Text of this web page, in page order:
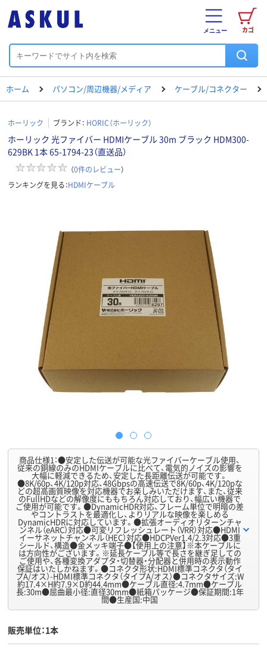
カゴ
メニュー
ホーム パソコン/周辺機器/メディア ケーブル/コネクター
ホーリック ブランド： HORIC（ホーリック）
ホーリック 光ファイバー HDMIケーブル 30m ブラック HDM300-
629BK 1本 65-1794-23（直送品）
（0件のレビュー）
ランキングを見る：HDMIケーブル
商品仕様1：●安定した伝送が可能な光ファイバーケーブル使用、
従来の銅線のみのHDMIケーブルに比べて、電気的ノイズの影響を
大幅に軽減できるため、安定した長距離伝送が可能です。
●8K/60p、4K/120p対応、48Gbpsの高速伝送で8K/60p、4K/120pな
どの超高画質映像を対応機器でお楽しみいただけます、また、従来
のFullHDなどの解像度にももちろん対応しており、幅広い機器で
ご使用が可能です。●DynamicHDR対応、フレーム単位で明暗の差
やコントラストを最適化し、よりリアルな映像を楽しめる
DynamicHDRに対応しています。●拡張オーディオリターンチャ
ンネル（eARC）対応●可変リフレッシュレート（VRR）対応●HDMI
イーサネットチャンネル（HEC）対応●HDCPVer1.4/2.3対応●3重
シールド、構造●金メッキ端子●【使用上の注意】※本ケーブルに
は方向性がございます。※延長ケーブル等で長さを継ぎ足しての
ご使用や、各種変換アダプタ・切替器・分配器と併用時の表示動作
保証はいたしかねます。●コネクタ形状:HDMI標準コネクタ（タイ
プA/オス）-HDMI標準コネクタ（タイプA/オス）●コネクタサイズ:W
約17.4×H約7.9×D約44.4mm●ケーブル直径:4.7mm●ケーブル
長:30m●屈曲最小径:直径30mm●紙箱パッケージ●保証期間:1年
間●生産国:中国
販売単位：1本